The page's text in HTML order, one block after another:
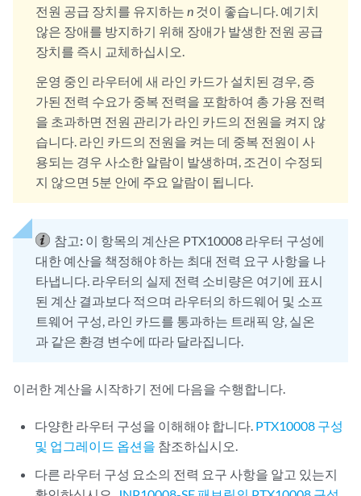
전원 공급 장치를 유지하는 n 것이 좋습니다. 예기치
않은 장애를 방지하기 위해 장애가 발생한 전원 공급
장치를 즉시 교체하십시오.
운영 중인 라우터에 새 라인 카드가 설치된 경우, 증
가된 전력 수요가 중복 전력을 포함하여 총 가용 전력
을 초과하면 전원 관리가 라인 카드의 전원을 켜지 않
습니다. 라인 카드의 전원을 켜는 데 중복 전원이 사
용되는 경우 사소한 알람이 발생하며, 조건이 수정되
지 않으면 5분 안에 주요 알람이 됩니다.
참고: 이 항목의 계산은 PTX10008 라우터 구성에
대한 예산을 책정해야 하는 최대 전력 요구 사항을 나
타냅니다. 라우터의 실제 전력 소비량은 여기에 표시
된 계산 결과보다 적으며 라우터의 하드웨어 및 소프
트웨어 구성, 라인 카드를 통과하는 트래픽 양, 실온
과 같은 환경 변수에 따라 달라집니다.
이러한 계산을 시작하기 전에 다음을 수행합니다.
다양한 라우터 구성을 이해해야 합니다. PTX10008 구성
및 업그레이드 옵션을 참조하십시오.
다른 라우터 구성 요소의 전력 요구 사항을 알고 있는지